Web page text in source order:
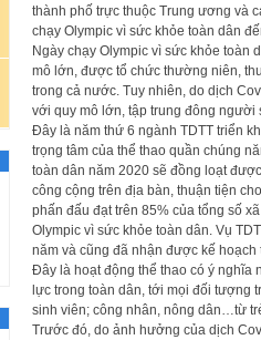
thành phố trực thuộc Trung ương và
chạy Olympic vì sức khỏe toàn dân
Ngày chạy Olympic vì sức khỏe toàn
mô lớn, được tổ chức thường niên,
trong cả nước. Tuy nhiên, do dịch
với quy mô lớn, tập trung đông người
Đây là năm thứ 6 ngành TDTT triển
trọng tâm của thể thao quần chúng
toàn dân năm 2020 sẽ đồng loạt
công cộng trên địa bàn, thuận tiện
phấn đấu đạt trên 85% của tổng số
Olympic vì sức khỏe toàn dân. Vụ
năm và cũng đã nhận được kế
Đây là hoạt động thể thao có ý nghĩa
lực trong toàn dân, tới mọi đối tượng
sinh viên; công nhân, nông dân…từ
Trước đó, do ảnh hưởng của dịch